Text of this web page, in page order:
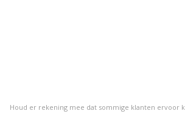
Houd er rekening mee dat sommige klanten ervoor